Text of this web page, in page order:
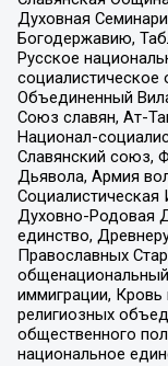
Духовная
Богодержавию,
Русское
Объединенный
Союз славян, Ат-
Национал-
Славянский союз,
Дьявола, Армия
Социалистическая
Духовно-Родовая
единство,
Православных
иммиграции, Кровь
религиозных
общественного
национальное